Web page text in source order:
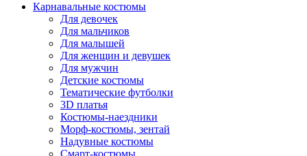
Карнавальные костюмы
Для девочек
Для мальчиков
Для малышей
Для женщин и девушек
Для мужчин
Детские костюмы
Тематические футболки
3D платья
Костюмы-наездники
Морф-костюмы, зентай
Надувные костюмы
Смарт-костюмы